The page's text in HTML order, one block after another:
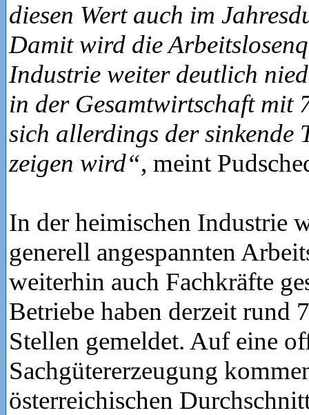
diesen Wert auch im
Damit wird die
Industrie weiter deutlich
in der Gesamtwirtschaft mit
sich allerdings der sinkende
zeigen wird“, meint
In der heimischen Industrie
generell angespannten
weiterhin auch Fachkräfte
Betriebe haben derzeit rund
Stellen gemeldet. Auf eine
Sachgütererzeugung
österreichischen